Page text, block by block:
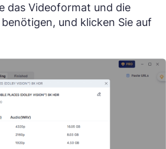
das Videoformat und die
und klicken Sie auf